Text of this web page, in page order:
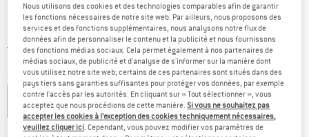
Prix:
229,95€ TVA incl.
Livraison gratuite(FR)France. Informations sur les frais de
Couleur:Mocha / Pecan
Nous utilisons des cookies et des technologies comparables afin de garantir
les fonctions nécessaires de notre site web. Par ailleurs, nous proposons des
services et des fonctions supplémentaires, nous analysons notre flux de
données afin de personnaliser le contenu et la publicité et nous fournissons
des fonctions médias sociaux. Cela permet également à nos partenaires de
médias sociaux, de publicité et d'analyse de s'informer sur la manière dont
vous utilisez notre site web; certains de ces partenaires sont situés dans des
pays tiers sans garanties suffisantes pour protéger vos données, par exemple
contre l'accès par les autorités. En cliquant sur « Tout sélectionner », vous
acceptez que nous procédions de cette manière.Si vous ne souhaitez pas
accepter les cookies à l’exception des cookies techniquement nécessaires,
veuillez cliquer ici. Cependant, vous pouvez modifier vos paramètres de